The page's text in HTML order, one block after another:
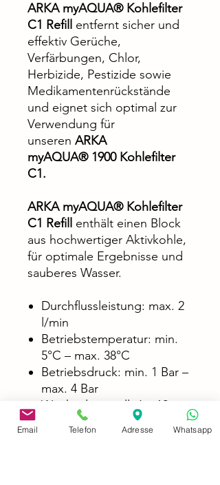
ARKA myAQUA® Kohlefilter
C1 Refill entfernt sicher und
effektiv Gerüche,
Verfärbungen, Chlor,
Herbizide, Pestizide sowie
Medikamentenrückstände
und eignet sich optimal zur
Verwendung für
unseren ARKA
myAQUA® 1900 Kohlefilter
C1.
ARKA myAQUA® Kohlefilter
C1 Refill
enthält einen Block
aus hochwertiger Aktivkohle,
für optimale Ergebnisse und
sauberes Wasser.
Durchflussleistung: max. 2
l/min
Betriebstemperatur: min.
5°C – max. 38°C
Betriebsdruck: min. 1 Bar –
max. 4 Bar
Wechselintervall: 6 – 12
Monate
Abmessungen:
Email Telefon Adresse Whatsapp